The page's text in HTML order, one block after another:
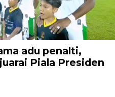
adu penalti,
Piala Presiden